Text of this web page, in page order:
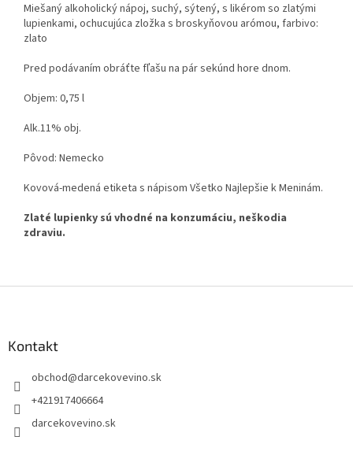
Miešaný alkoholický nápoj, suchý, sýtený, s likérom so zlatými
lupienkami, ochucujúca zložka s broskyňovou arómou, farbivo:
zlato
Pred podávaním obráťte fľašu na pár sekúnd hore dnom.
Objem: 0,75 l
Alk.11% obj.
Pôvod: Nemecko
Kovová-medená etiketa s nápisom Všetko Najlepšie k Meninám.
Zlaté lupienky sú vhodné na konzumáciu, neškodia
zdraviu.
Kontakt
obchod@darcekovevino.sk
+421917406664
darcekovevino.sk